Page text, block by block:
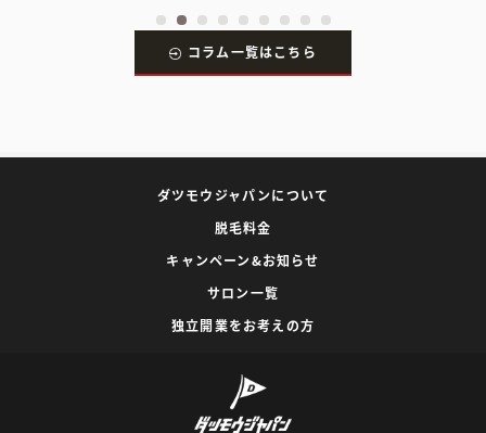
コラム一覧はこちら
ダツモウジャパンについて
脱毛料金
キャンペーン&お知らせ
サロン一覧
独立開業をお考えの方